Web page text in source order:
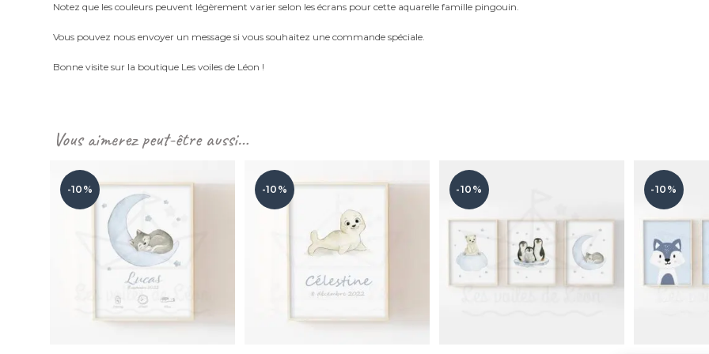
Notez que les couleurs peuvent légèrement varier selon les écrans pour cette aquarelle famille pingouin.
Vous pouvez nous envoyer un message si vous souhaitez une commande spéciale.
Bonne visite sur la boutique Les voiles de Léon !
Vous aimerez peut-être aussi…
-10% -10% -10% -10%